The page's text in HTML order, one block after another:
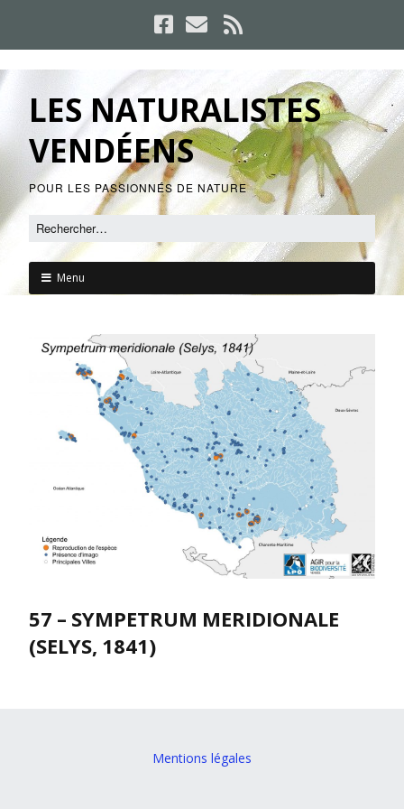
LES NATURALISTES
VENDÉENS
POUR LES PASSIONNÉS DE NATURE
Menu
57 – SYMPETRUM MERIDIONALE
(SELYS, 1841)
Mentions légales